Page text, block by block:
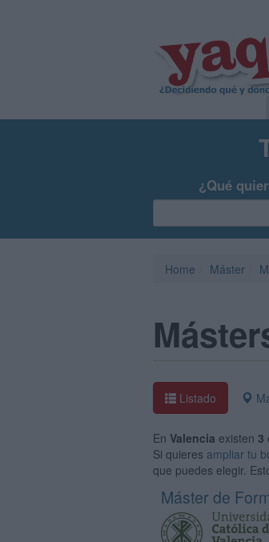
¿Qué
Home Máster
Listado
En Valencia existen 3
Si quieres ampliar tu
que puedes elegir.
Máster de